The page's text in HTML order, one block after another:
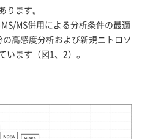
ります。
MS併用による分析条件の最適
高感度分析および新規ニトロソ
います（図1、2）。